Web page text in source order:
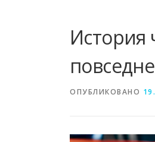
История
ОПУБЛИКОВАНО